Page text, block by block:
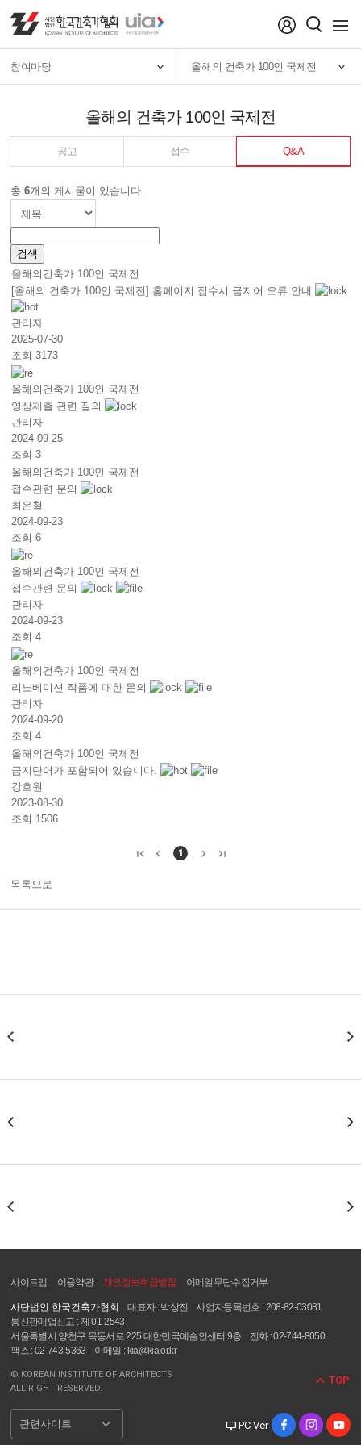
menu
참여마당 올해의 건축가 100인 국제전
올해의 건축가 100인 국제전
공고 접수 Q&A
총6개의 게시물이 있습니다.
올해의건축가 100인 국제전
[올해의 건축가 100인 국제전] 홈페이지 접수시 금지어 오류 안내
관리자
2025-07-30
조회 3173
올해의건축가 100인 국제전
영상제출 관련 질의
관리자
2024-09-25
조회 3
올해의건축가 100인 국제전
접수관련 문의
최은철
2024-09-23
조회 6
올해의건축가 100인 국제전
접수관련 문의
관리자
2024-09-23
조회 4
올해의건축가 100인 국제전
리노베이션 작품에 대한 문의
관리자
2024-09-20
조회 4
올해의건축가 100인 국제전
금지단어가 포함되어 있습니다.
강호원
2023-08-30
조회 1506
1
목록으로
사이트맵 이용약관 개인정보취급방침 이메일무단수집거부
사단법인 한국건축가협회 대표자 : 박상진
사업자등록번호 : 208-82-03081
통신판매업신고 : 제 01-2543
서울특별시 양천구 목동서로 225 대한민국예술인센터 9층
전화 : 02-744-8050
팩스 : 02-743-5363
이메일 : kia@kia.or.kr
© KOREAN INSTITUTE OF ARCHITECTS
ALL RIGHT RESERVED.
관련사이트 desktop_windows PC Ver
TOP